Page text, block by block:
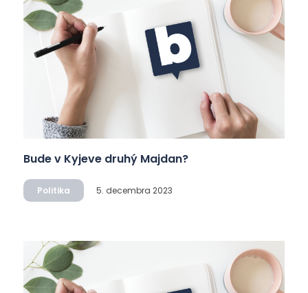
Bude v Kyjeve druhý Majdan?
Politika 5. decembra 2023